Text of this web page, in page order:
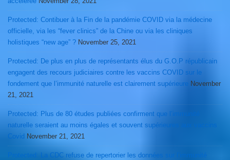
Protected: Contibuer à la Fin de la pandémie COVID via la médecine
officielle, via les “fever clinics” de la Chine ou via les cliniques
holistiques “new age” ? November 25, 2021
Protected: De plus en plus de représentants élus du G.O.P républicain
engagent des recours judiciaires contre les vaccins COVID sur le
fondement que l’immunité naturelle est clairement supérieure November
21, 2021
Protected: Plus de 80 études publiées confirment que l’immunité
naturelle seraient au moins égales et souvent supérieures aux vaccins
Covid November 21, 2021
Protected: La CDC refuse de repertorier les données sur l’immunité